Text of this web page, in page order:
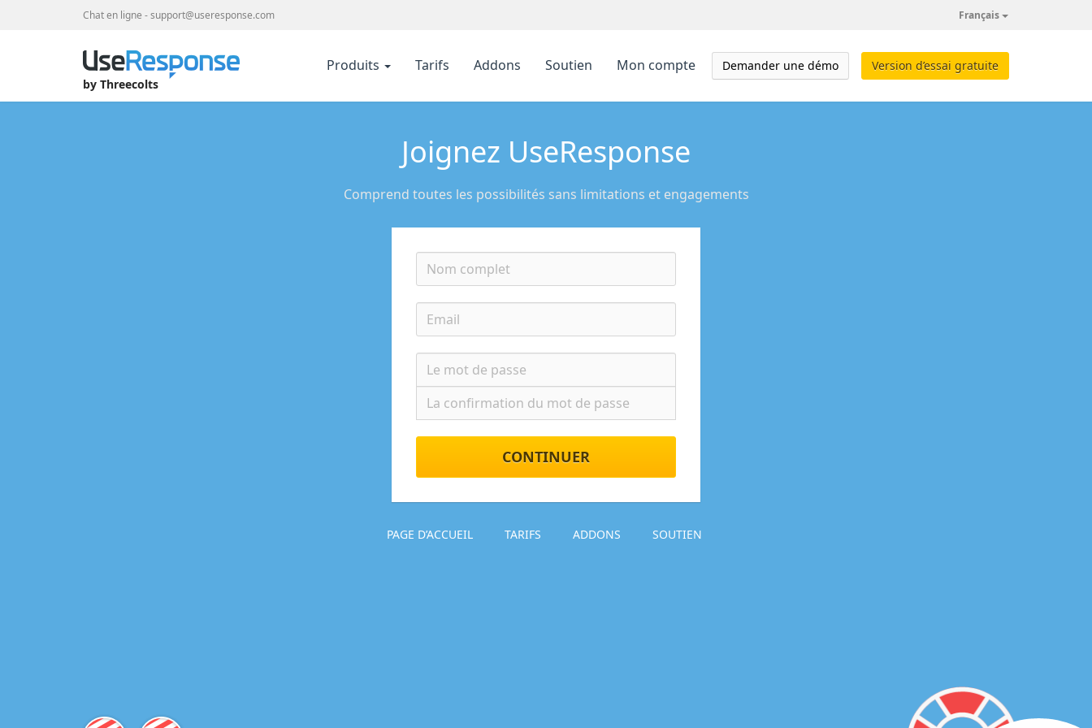
by Threecolts
Chat en ligne -support@useresponse.com Français
Produits Tarifs Addons Soutien Mon compte Demander une démo Version d’essai gratuite
Joignez UseResponse
Comprend toutes les possibilités sans limitations et engagements
CONTINUER
PAGE D’ACCUEIL TARIFS ADDONS SOUTIEN